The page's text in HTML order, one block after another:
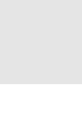
り聞くこと